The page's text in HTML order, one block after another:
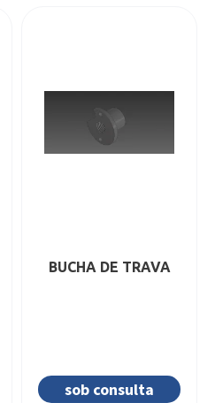
BUCHA DE TRAVA
sob consulta